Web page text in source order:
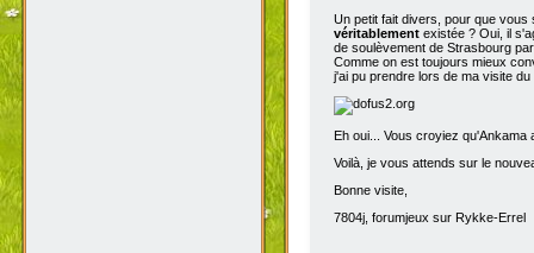
Un petit fait divers, pour que vous
véritablement existée ? Oui, il
de soulèvement de Strasbourg
Comme on est toujours mieux
j'ai pu prendre lors de ma visite
Eh oui... Vous croyiez
Voilà, je vous attends sur le
Bonne visite,
7804j, forumjeux sur Rykke-Errel